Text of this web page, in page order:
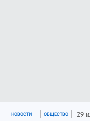
НОВОСТИ ОБЩЕСТВО 29